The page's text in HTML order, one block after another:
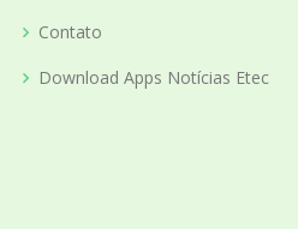
Contato
Download Apps Notícias Etec